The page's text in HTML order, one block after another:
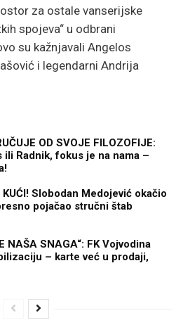
za ostale vanserijske
spojeva“ u odbrani
su kažnjavali Angelos
i legendarni Andrija
OD SVOJE FILOZOFIJE:
Radnik, fokus je na nama –
KUĆI! Slobodan Medojević okačio
pojačao stručni štab
NAŠA SNAGA“: FK Vojvodina
– karte već u prodaji,